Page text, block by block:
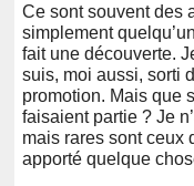
Ce sont souvent des
simplement
fait une découverte.
suis, moi aussi, sorti
promotion. Mais que
faisaient partie ? Je
mais rares sont ceux
apporté quelque